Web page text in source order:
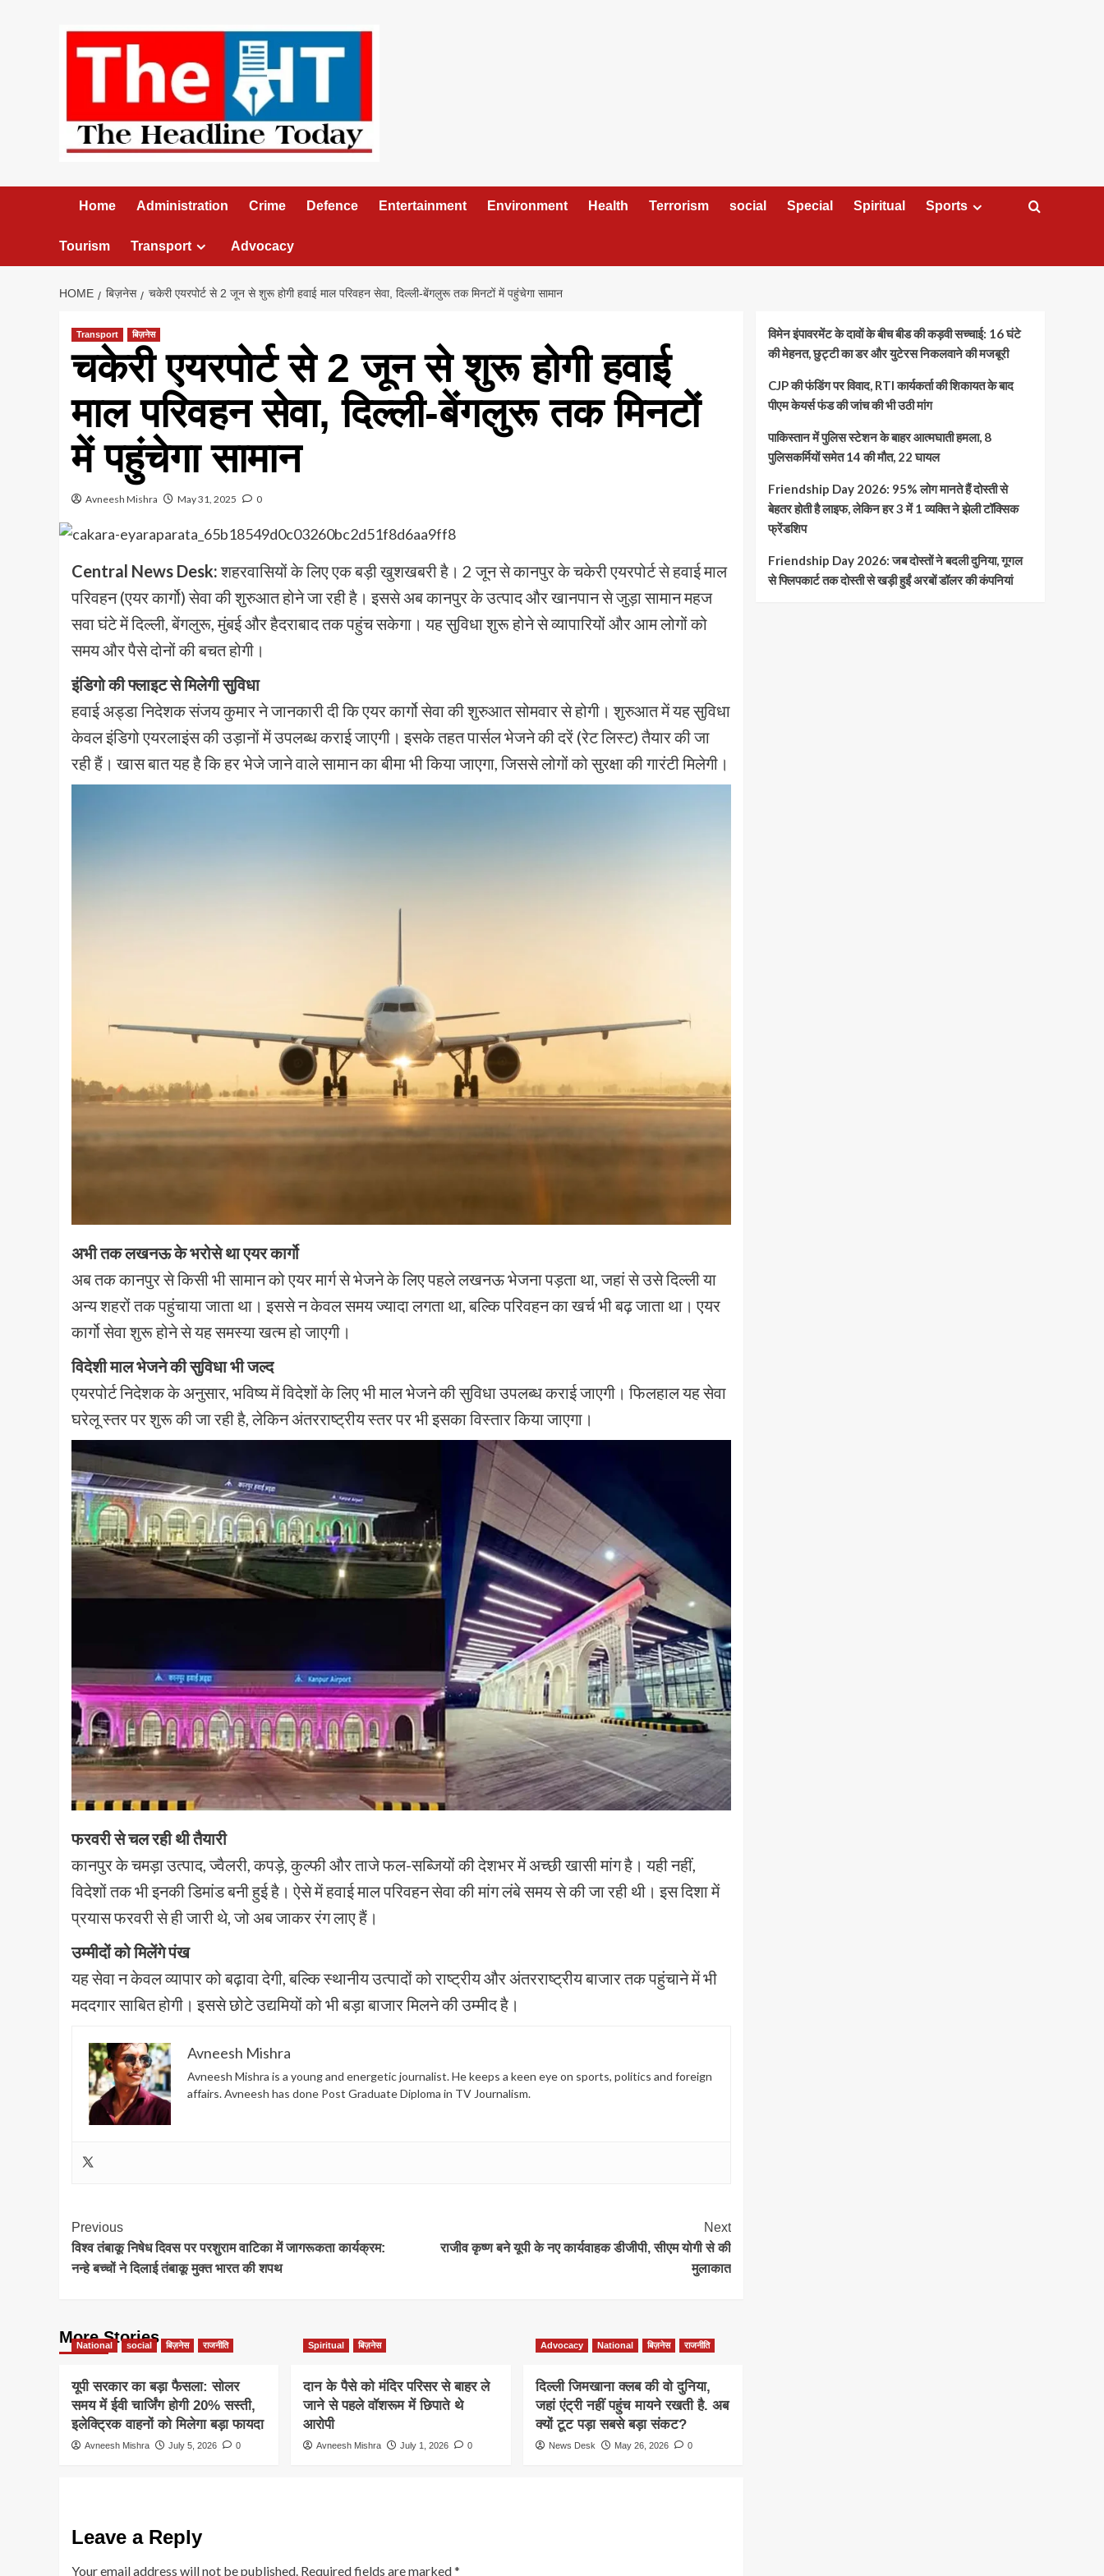
Home Administration Crime Defence Entertainment Environment Health Terrorism social Special Spiritual Sports
Tourism Transport Advocacy
HOME बिज़नेस चकेरी एयरपोर्ट से 2 जून से शुरू होगी हवाई माल परिवहन सेवा, दिल्ली-बेंगलुरू तक मिनटों में पहुंचेगा सामान
Transport बिज़नेस
चकेरी एयरपोर्ट से 2 जून से शुरू होगी हवाई
माल परिवहन सेवा, दिल्ली-बेंगलुरू तक मिनटों
में पहुंचेगा सामान
Avneesh Mishra May 31, 2025 0
Central News Desk:शहरवासियों के लिए एक बड़ी खुशखबरी है। 2 जून से कानपुर के चकेरी एयरपोर्ट से हवाई माल
परिवहन (एयर कार्गो) सेवा की शुरुआत होने जा रही है। इससे अब कानपुर के उत्पाद और खानपान से जुड़ा सामान महज
सवा घंटे में दिल्ली, बेंगलुरू, मुंबई और हैदराबाद तक पहुंच सकेगा। यह सुविधा शुरू होने से व्यापारियों और आम लोगों को
समय और पैसे दोनों की बचत होगी।
इंडिगो की फ्लाइट से मिलेगी सुविधा
हवाई अड्डा निदेशक संजय कुमार ने जानकारी दी कि एयर कार्गो सेवा की शुरुआत सोमवार से होगी। शुरुआत में यह सुविधा
केवल इंडिगो एयरलाइंस की उड़ानों में उपलब्ध कराई जाएगी। इसके तहत पार्सल भेजने की दरें (रेट लिस्ट) तैयार की जा
रही हैं। खास बात यह है कि हर भेजे जाने वाले सामान का बीमा भी किया जाएगा, जिससे लोगों को सुरक्षा की गारंटी मिलेगी।
अभी तक लखनऊ के भरोसे था एयर कार्गो
अब तक कानपुर से किसी भी सामान को एयर मार्ग से भेजने के लिए पहले लखनऊ भेजना पड़ता था, जहां से उसे दिल्ली या
अन्य शहरों तक पहुंचाया जाता था। इससे न केवल समय ज्यादा लगता था, बल्कि परिवहन का खर्च भी बढ़ जाता था। एयर
कार्गो सेवा शुरू होने से यह समस्या खत्म हो जाएगी।
विदेशी माल भेजने की सुविधा भी जल्द
एयरपोर्ट निदेशक के अनुसार, भविष्य में विदेशों के लिए भी माल भेजने की सुविधा उपलब्ध कराई जाएगी। फिलहाल यह सेवा
घरेलू स्तर पर शुरू की जा रही है, लेकिन अंतरराष्ट्रीय स्तर पर भी इसका विस्तार किया जाएगा।
फरवरी से चल रही थी तैयारी
कानपुर के चमड़ा उत्पाद, ज्वैलरी, कपड़े, कुल्फी और ताजे फल-सब्जियों की देशभर में अच्छी खासी मांग है। यही नहीं,
विदेशों तक भी इनकी डिमांड बनी हुई है। ऐसे में हवाई माल परिवहन सेवा की मांग लंबे समय से की जा रही थी। इस दिशा में
प्रयास फरवरी से ही जारी थे, जो अब जाकर रंग लाए हैं।
उम्मीदों को मिलेंगे पंख
यह सेवा न केवल व्यापार को बढ़ावा देगी, बल्कि स्थानीय उत्पादों को राष्ट्रीय और अंतरराष्ट्रीय बाजार तक पहुंचाने में भी
मददगार साबित होगी। इससे छोटे उद्यमियों को भी बड़ा बाजार मिलने की उम्मीद है।
Avneesh Mishra
Avneesh Mishra is a young and energetic journalist. He keeps a keen eye on sports, politics and foreign
affairs. Avneesh has done Post Graduate Diploma in TV Journalism.
Post
Navigation
Previous
विश्व तंबाकू निषेध दिवस पर परशुराम वाटिका में जागरूकता कार्यक्रम:
नन्हे बच्चों ने दिलाई तंबाकू मुक्त भारत की शपथ
Next
राजीव कृष्ण बने यूपी के नए कार्यवाहक डीजीपी, सीएम योगी से की
मुलाकात
More Stories
National social बिज़नेस राजनीति
यूपी सरकार का बड़ा फैसला: सोलर
समय में ईवी चार्जिंग होगी 20% सस्ती,
इलेक्ट्रिक वाहनों को मिलेगा बड़ा फायदा
Avneesh Mishra July 5, 2026 0
Spiritual बिज़नेस
दान के पैसे को मंदिर परिसर से बाहर ले
जाने से पहले वॉशरूम में छिपाते थे
आरोपी
Avneesh Mishra July 1, 2026 0
Advocacy National बिज़नेस राजनीति
दिल्ली जिमखाना क्लब की वो दुनिया,
जहां एंट्री नहीं पहुंच मायने रखती है. अब
क्यों टूट पड़ा सबसे बड़ा संकट?
News Desk May 26, 2026 0
Leave a Reply
Your email address will not be published. Required fields are marked*
विमेन इंपावरमेंट के दावों के बीच बीड की कड़वी सच्चाई: 16 घंटे
की मेहनत, छुट्टी का डर और युटेरस निकलवाने की मजबूरी
CJP की फंडिंग पर विवाद, RTI कार्यकर्ता की शिकायत के बाद
पीएम केयर्स फंड की जांच की भी उठी मांग
पाकिस्तान में पुलिस स्टेशन के बाहर आत्मघाती हमला, 8
पुलिसकर्मियों समेत 14 की मौत, 22 घायल
Friendship Day 2026: 95% लोग मानते हैं दोस्ती से
बेहतर होती है लाइफ, लेकिन हर 3 में 1 व्यक्ति ने झेली टॉक्सिक
फ्रेंडशिप
Friendship Day 2026: जब दोस्तों ने बदली दुनिया, गूगल
से फ्लिपकार्ट तक दोस्ती से खड़ी हुईं अरबों डॉलर की कंपनियां